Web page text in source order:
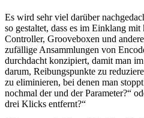
Es wird sehr viel darüber
so gestaltet, dass es im Einklang
Controller, Grooveboxen und
zufällige Ansammlungen von
durchdacht konzipiert, damit man
darum, Reibungspunkte zu
zu eliminieren, bei denen man
nochmal der und der Parameter?“
drei Klicks entfernt?“